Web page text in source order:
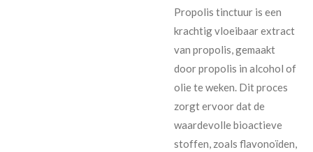
Propolis tinctuur is een
krachtig vloeibaar extract
van propolis, gemaakt
door propolis in alcohol of
olie te weken. Dit proces
zorgt ervoor dat de
waardevolle bioactieve
stoffen, zoals flavonoïden,